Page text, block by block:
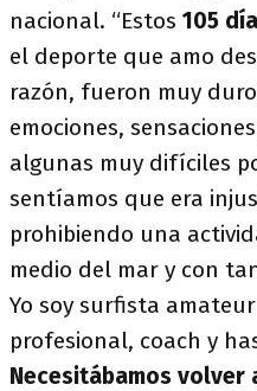
nacional. “Estos 105
el deporte que amo
razón, fueron muy
emociones,
algunas muy difíciles
sentíamos que era
prohibiendo una
medio del mar y con
Yo soy surfista
profesional, coach y
Necesitábamos volver